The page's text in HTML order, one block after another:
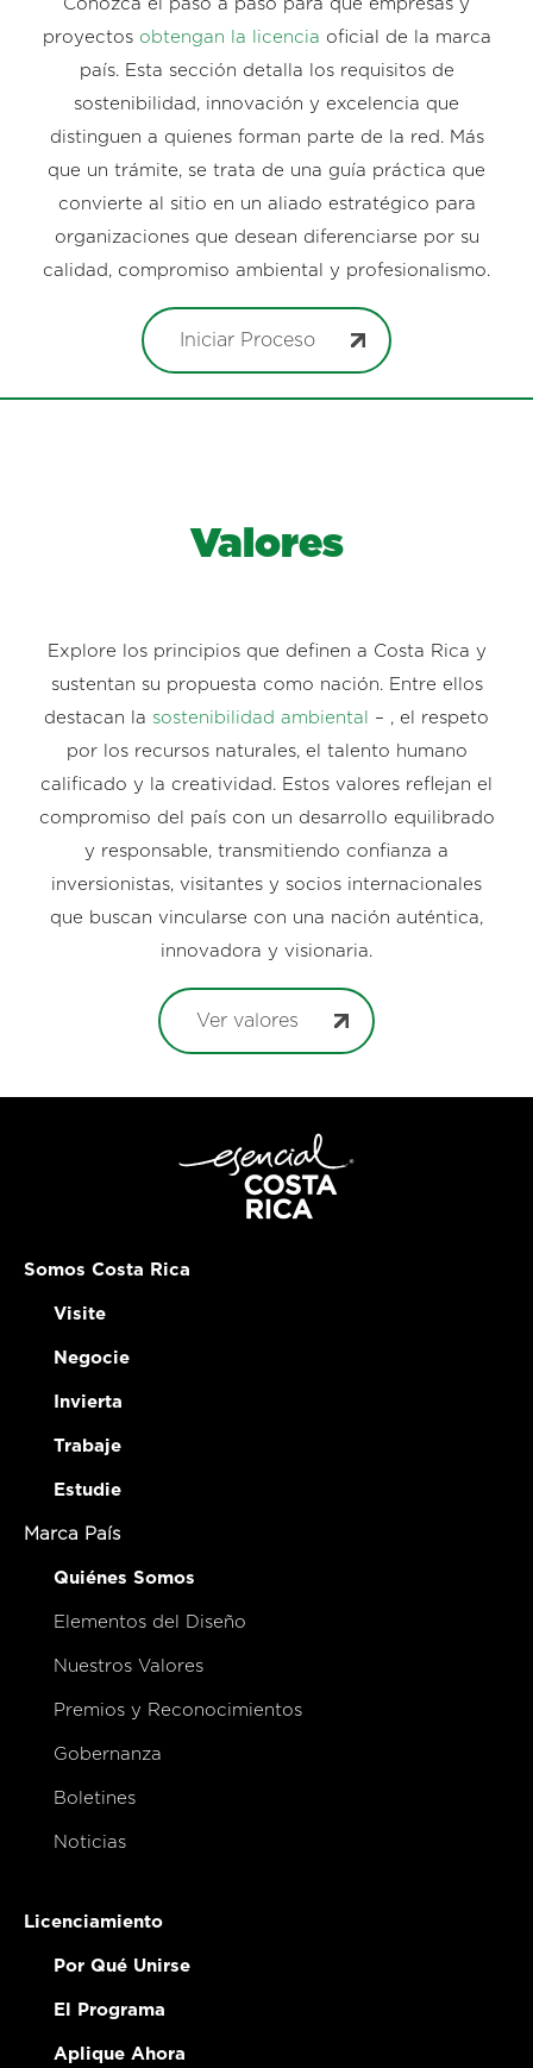
Conozca el paso a paso para que empresas y
proyectos obtengan la licencia oficial de la marca
país. Esta sección detalla los requisitos de
sostenibilidad, innovación y excelencia que
distinguen a quienes forman parte de la red. Más
que un trámite, se trata de una guía práctica que
convierte al sitio en un aliado estratégico para
organizaciones que desean diferenciarse por su
calidad, compromiso ambiental y profesionalismo.
Iniciar Proceso
Valores
Explore los principios que definen a Costa Rica y
sustentan su propuesta como nación. Entre ellos
destacan la sostenibilidad ambiental
– , el respeto
por los recursos naturales, el talento humano
calificado y la creatividad. Estos valores reflejan el
compromiso del país con un desarrollo equilibrado
y responsable, transmitiendo confianza a
inversionistas, visitantes y socios internacionales
que buscan vincularse con una nación auténtica,
innovadora y visionaria.
Ver valores
Somos Costa Rica
Visite
Negocie
Invierta
Trabaje
Estudie
Marca País
Quiénes Somos
Elementos del Diseño
Nuestros Valores
Premios y Reconocimientos
Gobernanza
Boletines
Noticias
Licenciamiento
Por Qué Unirse
El Programa
Aplique Ahora